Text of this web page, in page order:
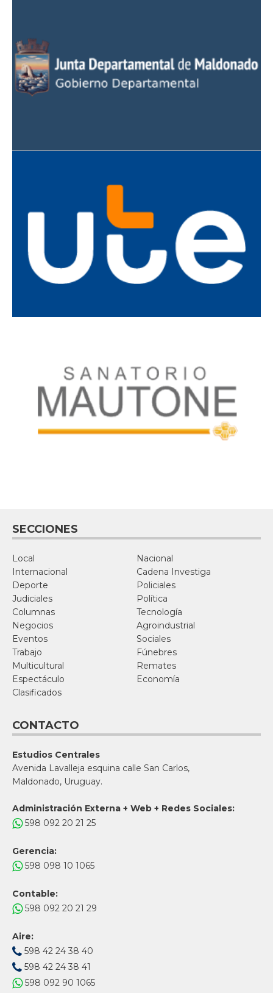
SECCIONES
Local
Nacional
Internacional
Cadena Investiga
Deporte
Policiales
Judiciales
Política
Columnas
Tecnología
Negocios
Agroindustrial
Eventos
Sociales
Trabajo
Fúnebres
Multicultural
Remates
Espectáculo
Economía
Clasificados
CONTACTO
Estudios Centrales
Avenida Lavalleja esquina calle San Carlos,
Maldonado, Uruguay.
Administración Externa + Web + Redes Sociales:
598 092 20 21 25
Gerencia:
598 098 10 1065
Contable:
598 092 20 21 29
Aire:
598 42 24 38 40
598 42 24 38 41
598 092 90 1065